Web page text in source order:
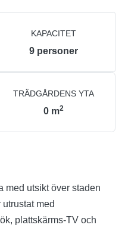
KAPACITET
9 personer
TRÄDGÅRDENS YTA
0 m2
med utsikt över staden
med
plattskärms-TV och